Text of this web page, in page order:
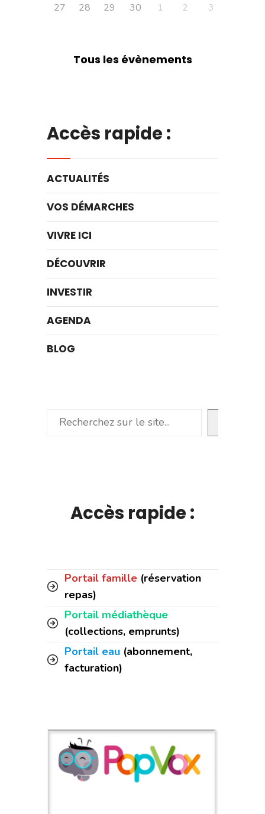
27
28 29 30 1 2 3
Tous les évènements
Accès rapide :
ACTUALITÉS
VOS DÉMARCHES
VIVRE ICI
DÉCOUVRIR
INVESTIR
AGENDA
BLOG
Rechercher
Accès rapide :
Portail famille (réservation
repas)
Portail médiathèque
(collections, emprunts)
Portail eau (abonnement,
facturation)